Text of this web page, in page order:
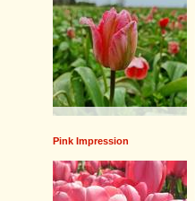
Pink Impression